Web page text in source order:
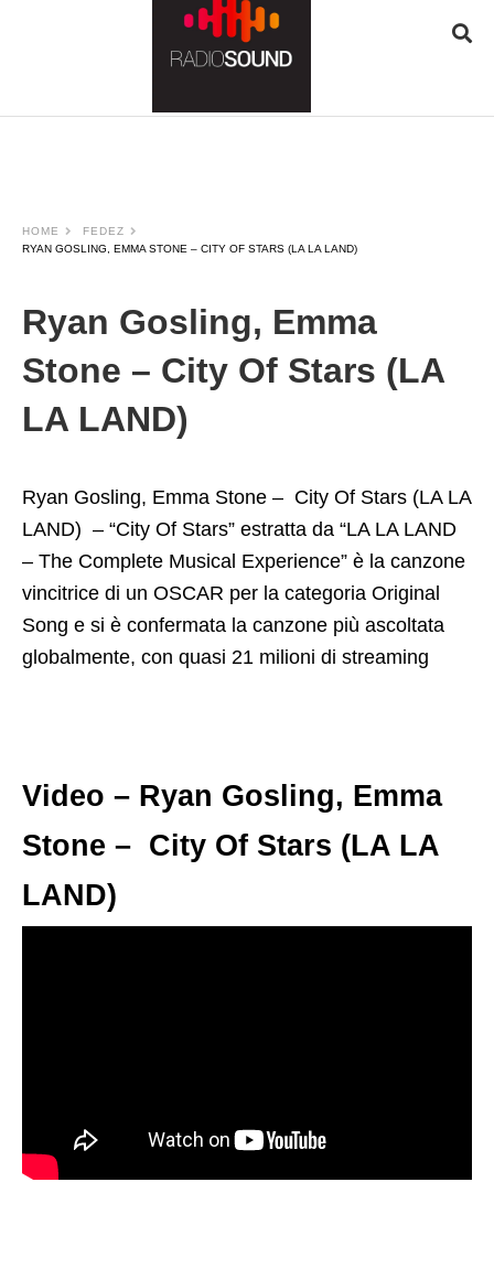
powered
Webdesign
Dexheim
and
FULL
ONLINE
HOME
FEDEZ
RYAN GOSLING, EMMA STONE – CITY OF STARS (LA LA LAND)
Ryan Gosling, Emma
Stone – City Of Stars (LA
LA LAND)
Ryan Gosling, Emma Stone – City Of Stars (LA LA
LAND) – “City Of Stars” estratta da “LA LA LAND
– The Complete Musical Experience” è la canzone
vincitrice di un OSCAR per la categoria Original
Song e si è confermata la canzone più ascoltata
globalmente, con quasi 21 milioni di streaming
Video – Ryan Gosling, Emma
Stone – City Of Stars (LA LA
LAND)